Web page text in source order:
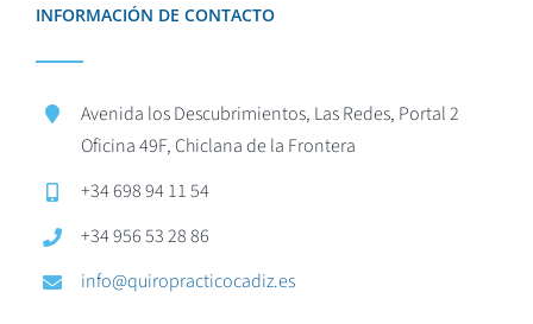
INFORMACIÓN DE CONTACTO
Avenida los Descubrimientos, Las Redes, Portal 2
Oficina 49F, Chiclana de la Frontera
+34 698 94 11 54
+34 956 53 28 86
info@quiropracticocadiz.es